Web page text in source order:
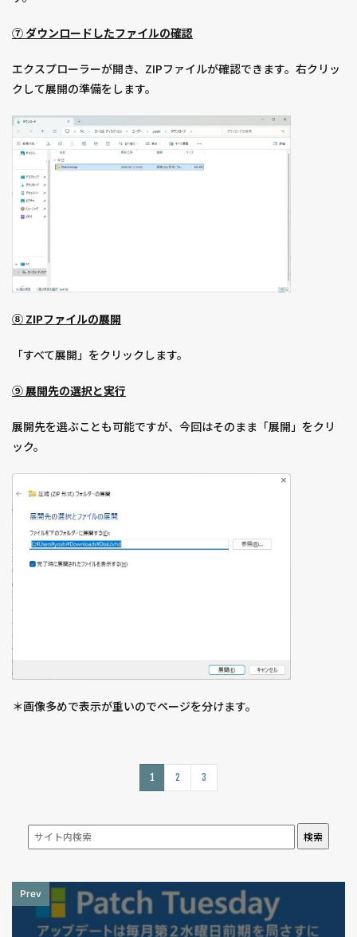
⑦ ダウンロードしたファイルの確認
エクスプローラーが開き、ZIPファイルが確認できます。右クリッ
クして展開の準備をします。
⑧ ZIPファイルの展開
「すべて展開」をクリックします。
⑨ 展開先の選択と実行
展開先を選ぶことも可能ですが、今回はそのまま「展開」をクリ
ック。
＊画像多めで表示が重いのでページを分けます。
1 2 3
検索
Prev